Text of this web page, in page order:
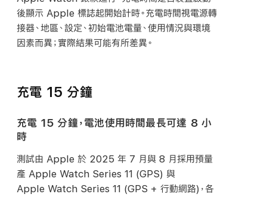
後顯示 Apple 標誌起開始計時。充電時間視電源轉
接器、地區、設定、初始電池電量、使用情況與環境
因素而異；實際結果可能有所差異。
充電 15 分鐘
充電 15 分鐘，電池使用時間最長可達 8 小
時
測試由 Apple 於 2025 年 7 月與 8 月採用預量
產 Apple Watch Series 11 (GPS) 與
Apple Watch Series 11 (GPS + 行動網路)，各